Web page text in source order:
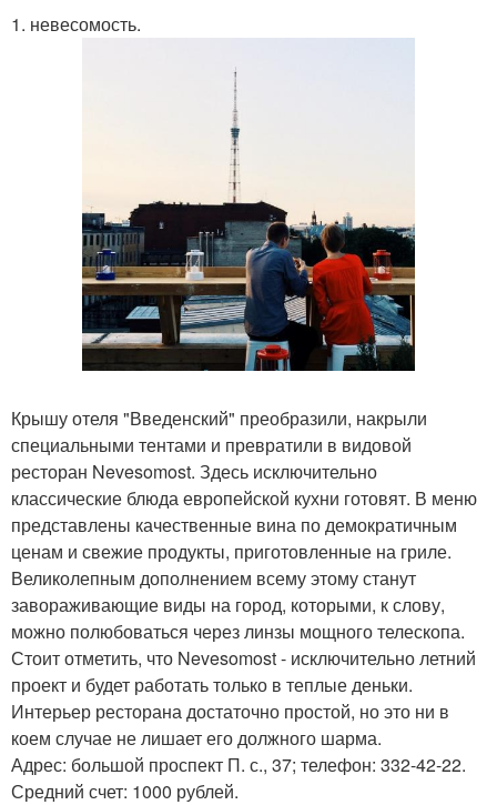
1. невесомость.
Крышу отеля "Введенский" преобразили, накрыли
специальными тентами и превратили в видовой
ресторан Nevesomost. Здесь исключительно
классические блюда европейской кухни готовят. В меню
представлены качественные вина по демократичным
ценам и свежие продукты, приготовленные на гриле.
Великолепным дополнением всему этому станут
завораживающие виды на город, которыми, к слову,
можно полюбоваться через линзы мощного телескопа.
Стоит отметить, что Nevesomost - исключительно летний
проект и будет работать только в теплые деньки.
Интерьер ресторана достаточно простой, но это ни в
коем случае не лишает его должного шарма.
Адрес: большой проспект П. с., 37; телефон: 332-42-22.
Средний счет: 1000 рублей.